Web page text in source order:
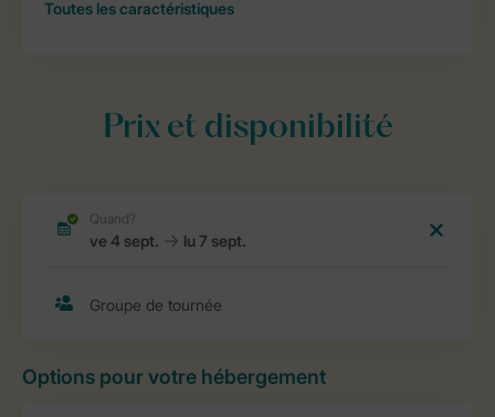
Toutes les caractéristiques
Prix et disponibilité
Options pour votre hébergement